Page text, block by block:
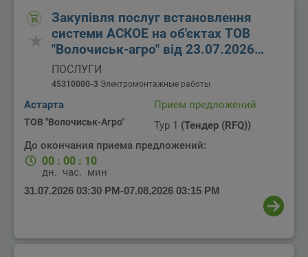
Закупівля послуг встановлення
системи АСКОЕ на об'єктах ТОВ
"Волочиськ-агро" від 23.07.2026
року.
ПОСЛУГИ
45310000-3 Электромонтажные работы
Астарта
ТОВ "Волочиськ-Агро"
Прием предложений
Тур 1 (Тендер (RFQ))
До окончания приема предложений:
00 : 00 : 10
дн. час. мин.
31.07.2026 03:30 PM-07.08.2026 03:15 PM